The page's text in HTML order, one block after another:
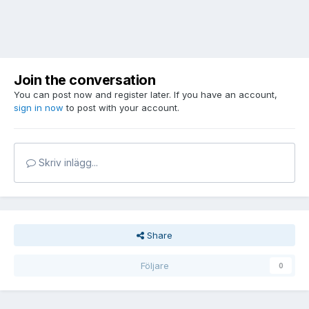
Join the conversation
You can post now and register later. If you have an account,
sign in now to post with your account.
Skriv inlägg...
Share
Följare 0